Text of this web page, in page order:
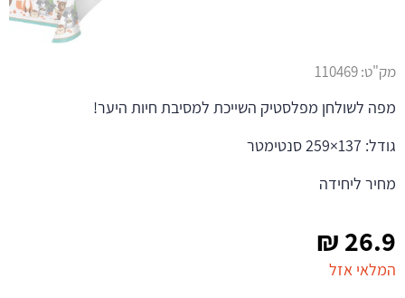
26.9
₪
המלאי אזל
מק"ט:110469
מפה לשולחן מפלסטיק השייכת למסיבת חיות היער!
גודל: 137×259 סנטימטר
מחיר ליחידה